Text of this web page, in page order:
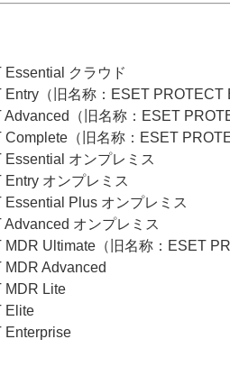
クラウド
Entry（旧名称：ESET PROTECT
Advanced（旧名称：ESET
Complete（旧名称：ESET
オンプレミス
オンプレミス
Essential Plus オンプレミス
オンプレミス
MDR Ultimate（旧名称：ESET
Advanced
MDR Lite
Elite
Enterprise